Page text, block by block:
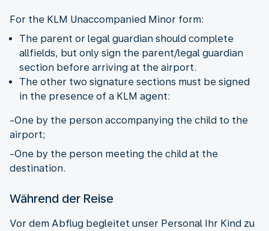
For the KLM Unaccompanied Minor form:
The parent or legal guardian should complete
allfields, but only sign the parent/legal guardian
section before arriving at the airport.
The other two signature sections must be signed
in the presence of a KLM agent:
-One by the person accompanying the child to the
airport;
-One by the person meeting the child at the
destination.
Während der Reise
Vor dem Abflug begleitet unser Personal Ihr Kind zu